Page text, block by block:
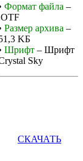
Формат файла –
Размер архива –
KБ
Шрифт – Шрифт
Sky
СКАЧАТЬ